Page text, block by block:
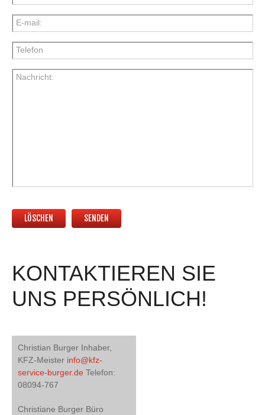
KONTAKTIEREN SIE
UNS PERSÖNLICH!
Christian Burger Inhaber,
KFZ-Meister info@kfz-
service-burger.de Telefon:
08094-767
Christiane Burger Büro